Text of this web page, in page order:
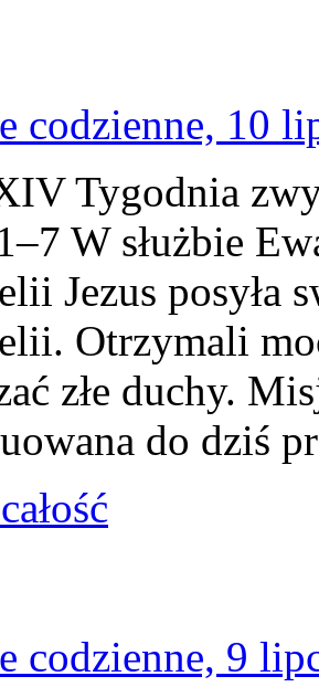
codzienne, 10
Tygodnia
W służbie
Jezus posyła
Otrzymali
złe duchy.
do dziś
codzienne, 9